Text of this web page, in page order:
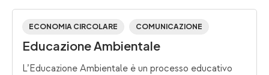
ECONOMIA CIRCOLARE COMUNICAZIONE
Educazione Ambientale
L’Educazione Ambientale è un processo educativo